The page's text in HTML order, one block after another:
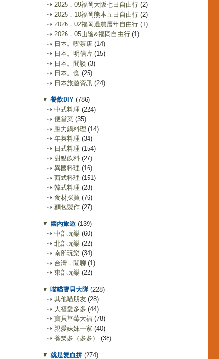
⇢ 2025．09福岡大阪七日自由行 (2)
⇢ 2025．10福岡熊本五日自由行 (2)
⇢ 2026．02福岡過農曆年自由行 (1)
⇢ 2026．05山陰&福岡自由行 (1)
⇢ 日本。喫茶店 (14)
⇢ 日本。明信片 (15)
⇢ 日本。閒談 (3)
⇢ 日本。食 (25)
⇢ 日本旅遊資訊 (24)
▼ 餐飲DIY (786)
⇢ 中式料理 (224)
⇢ 便當菜 (35)
⇢ 壓力鍋料理 (14)
⇢ 年菜料理 (34)
⇢ 日式料理 (154)
⇢ 甜點飲料 (27)
⇢ 異國料理 (16)
⇢ 西式料理 (151)
⇢ 韓式料理 (28)
⇢ 食材採買 (76)
⇢ 麵包製作 (27)
▼ 國內旅遊 (139)
⇢ 中部玩樂 (60)
⇢ 北部玩樂 (22)
⇢ 南部玩樂 (34)
⇢ 台灣．閒聊 (1)
⇢ 東部玩樂 (22)
▼ 喵喵寶貝大隊 (228)
⇢ 其他喵朋友 (28)
⇢ 大福愛多多 (44)
⇢ 寶貝草莓大福 (78)
⇢ 親愛妹妹一家 (40)
⇢ 養樂多（多多） (38)
▼ 就是愛血拼 (274)